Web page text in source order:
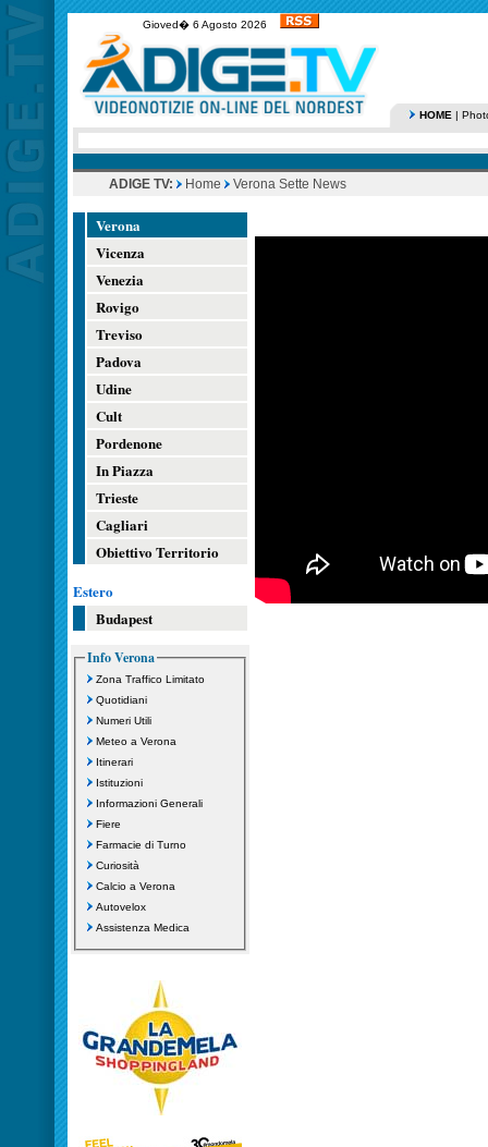
Gioved� 6 Agosto 2026
HOME |
ADIGE TV: Home Verona Sette News
Verona
Vicenza
Venezia
Rovigo
Treviso
Padova
Udine
Cult
Pordenone
In Piazza
Trieste
Cagliari
Obiettivo Territorio
Estero
Budapest
Info Verona
Zona Traffico Limitato
Quotidiani
Numeri Utili
Meteo a Verona
Itinerari
Istituzioni
Informazioni Generali
Fiere
Farmacie di Turno
Curiosità
Calcio a Verona
Autovelox
Assistenza Medica